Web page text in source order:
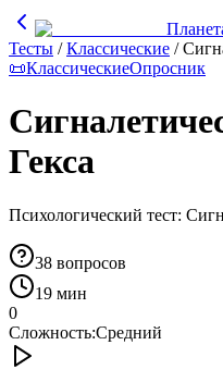
Тесты /Классические /
📜КлассическиеОпросник
Гекса
Психологический тест:
38 вопросов
19 мин
0
Сложность:Средний